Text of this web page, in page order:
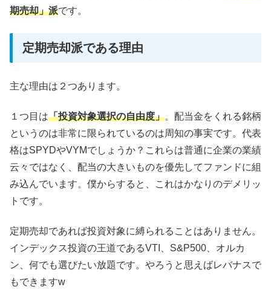
期売却」派です。
定期売却派である理由
主な理由は２つあります。
１つ目は「投資対象選択の自由度」。配当金をくれる銘柄
というのは非常に限られているのは周知の事実です。代表
格はSPYDやVYMでしょうか？これらは普通に企業の業績
云々ではなく、配当の大きいものを優先してファンドに組
み込んでいます。僕からすると、これはかなりのデメリッ
トです。
定期売却であれば投資対象に縛られることはありません。
インデックス投資の王道であるVTI、S&P500、オルカ
ン、何でも選びたい放題です。やろうと思えばレバナスで
もできますw